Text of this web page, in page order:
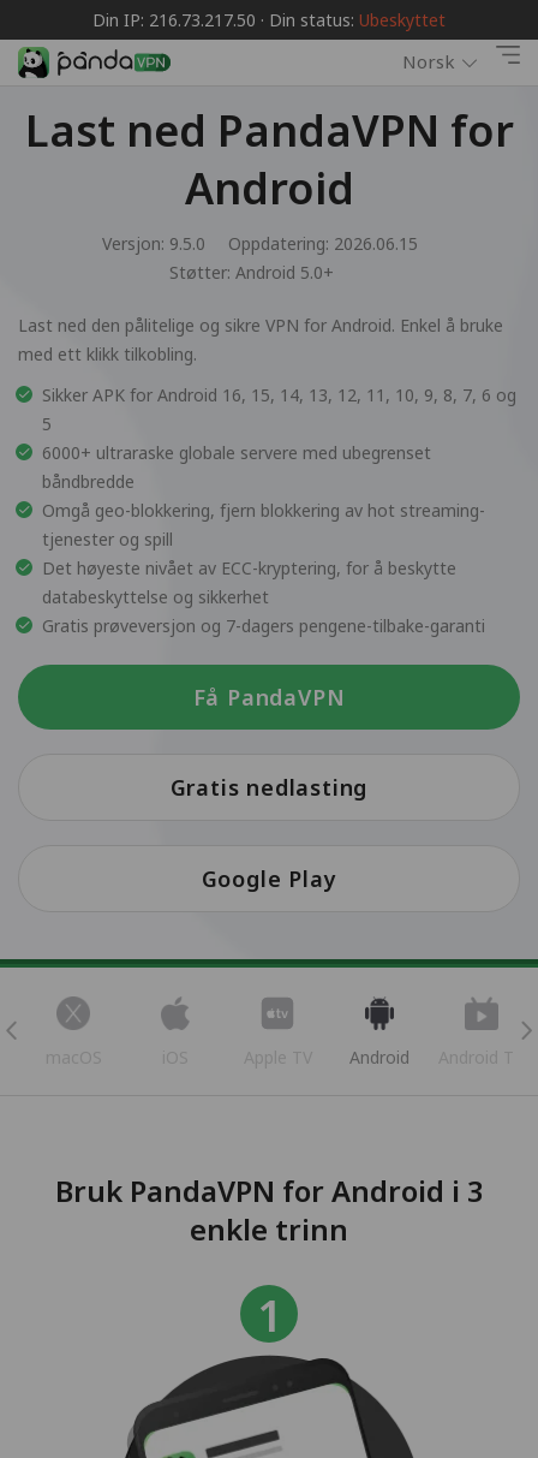
Din IP: 216.73.217.50 · Din status: Ubeskyttet
Norsk
Last ned PandaVPN for
Android
Versjon: 9.5.0
Oppdatering: 2026.06.15
Støtter: Android 5.0+
Last ned den pålitelige og sikre VPN for Android. Enkel å bruke
med ett klikk tilkobling.
Sikker APK for Android 16, 15, 14, 13, 12, 11, 10, 9, 8, 7, 6 og
5
6000+ ultraraske globale servere med ubegrenset
båndbredde
Omgå geo-blokkering, fjern blokkering av hot streaming-
tjenester og spill
Det høyeste nivået av ECC-kryptering, for å beskytte
databeskyttelse og sikkerhet
Gratis prøveversjon og 7-dagers pengene-tilbake-garanti
Få PandaVPN
Gratis nedlasting
Google Play
macOS iOS Apple TV Android Android TV
Bruk PandaVPN for Android i 3
enkle trinn